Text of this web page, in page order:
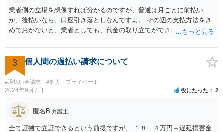
業者側の立場を想像すれば分かるのですが、普通は月ごとに前払い
か、後払いなら、口座引き落としなんですよ。 その辺の支払方法をき
めておかないと、業者としても、代金の取り立てができないじゃない
っている時点で、不審なんですよ。 支払い方法として、appleカードな
どを指定されるのは、それだけで不審だとはいえませんが、 総合的に
みると、不審さは残りますね。 業者側に連絡をして、それでリスクが
消えるということもできません。身分証を渡したら、リスク増えます
よ。 無視してしまった方が、かえってリスクを抑えることができると
3 個人間の過払い請求について
#過払い金請求 #個人・プライベート
2024年9月7日 役にたった 2
匿名B 弁護士
全て証拠で立証できるという前提ですが、 １８．４万円＋遅延損害金